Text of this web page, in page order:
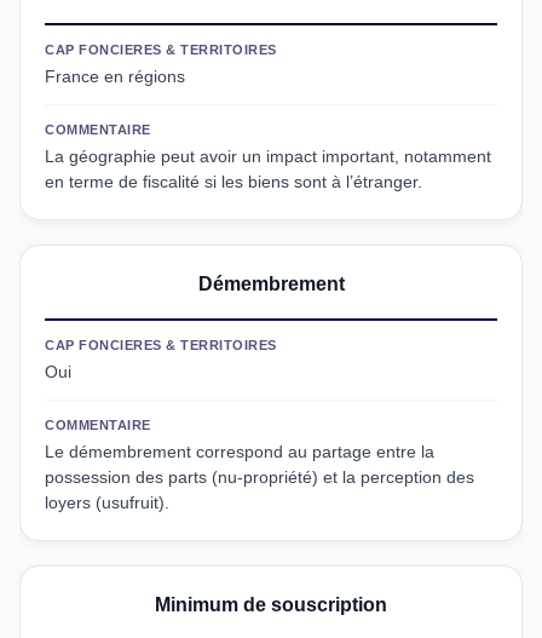
CAP FONCIERES & TERRITOIRES
France en régions
COMMENTAIRE
La géographie peut avoir un impact important, notamment
en terme de fiscalité si les biens sont à l’étranger.
Démembrement
CAP FONCIERES & TERRITOIRES
Oui
COMMENTAIRE
Le démembrement correspond au partage entre la
possession des parts (nu-propriété) et la perception des
loyers (usufruit).
Minimum de souscription